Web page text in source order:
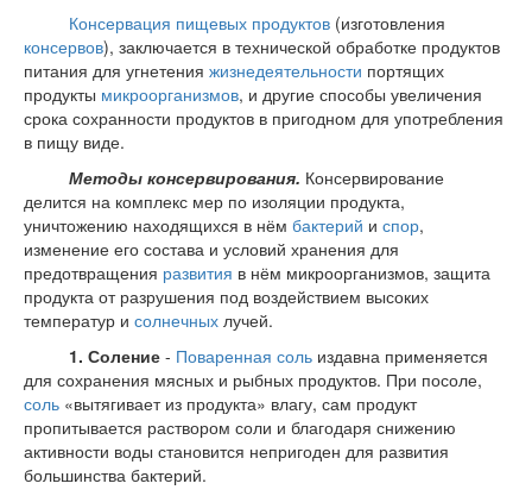
Консервация пищевых продуктов(изготовления
консервов), заключается в технической обработке продуктов
питания для угнетения жизнедеятельности портящих
продукты микроорганизмов, и другие способы увеличения
срока сохранности продуктов в пригодном для употребления
в пищу виде.
Методы консервирования. Консервирование
делится на комплекс мер по изоляции продукта,
уничтожению находящихся в нём бактерий и спор,
изменение его состава и условий хранения для
предотвращения развития в нём микроорганизмов, защита
продукта от разрушения под воздействием высоких
температур и солнечных лучей.
1. Соление- Поваренная сольиздавна применяется
для сохранения мясных и рыбных продуктов. При посоле,
соль «вытягивает из продукта» влагу, сам продукт
пропитывается раствором соли и благодаря снижению
активности воды становится непригоден для развития
большинства бактерий.